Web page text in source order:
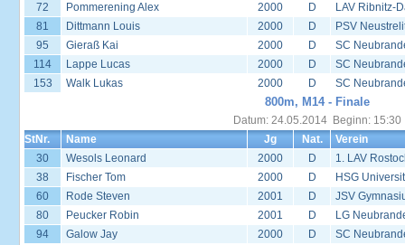
72
Pommerening Alex 2000 D
LAV Ribnitz-
81
Dittmann Louis 2000 D
PSV
95
Gieraß Kai 2000 D
SC
114
Lappe Lucas 2000 D
SC
153
Walk Lukas 2000 D SC
800m, M14 - Finale
Datum: 24.05.2014 Beginn: 15:30
StNr.
Name Jg Nat.
Verein
30
Wesols Leonard 2000 D
1. LAV
38
Fischer Tom 2000 D
HSG
60
Rode Steven 2001 D
JSV
80
Peucker Robin 2001 D
LG
94
Galow Jay 2000 D SC